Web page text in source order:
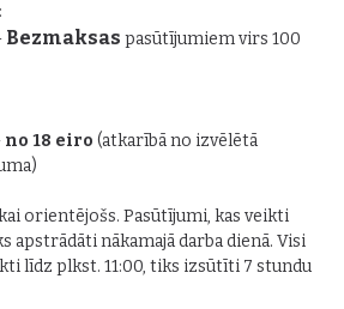
Bezmaksas pasūtījumiem virs 100
no 18 eiro (atkarībā no izvēlētā
orientējošs. Pasūtījumi, kas veikti
apstrādāti nākamajā darba dienā. Visi
līdz plkst. 11:00, tiks izsūtīti 7 stundu